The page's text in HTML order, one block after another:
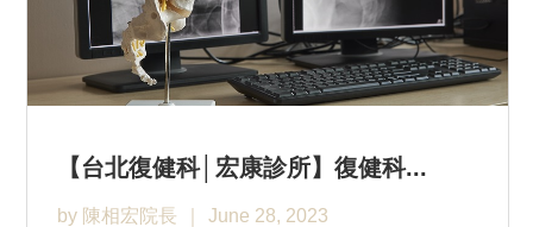
【台北復健科│宏康診所】復健科...
by 陳相宏院長 June 28, 2023